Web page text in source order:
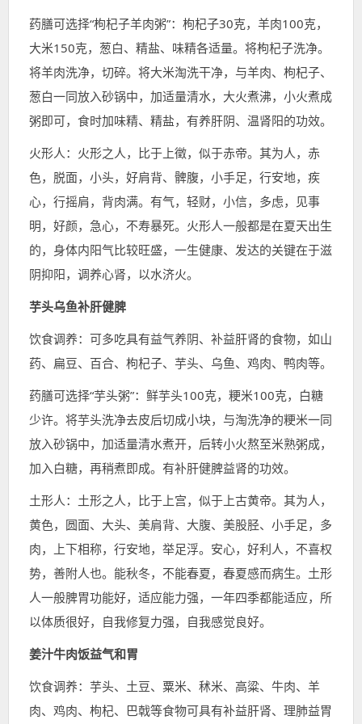
药膳可选择“枸杞子羊肉粥”：枸杞子30克，羊肉100克，
大米150克，葱白、精盐、味精各适量。将枸杞子洗净。
将羊肉洗净，切碎。将大米淘洗干净，与羊肉、枸杞子、
葱白一同放入砂锅中，加适量清水，大火煮沸，小火煮成
粥即可，食时加味精、精盐，有养肝阴、温肾阳的功效。
火形人：火形之人，比于上徵，似于赤帝。其为人，赤
色，脱面，小头，好肩背、髀腹，小手足，行安地，疾
心，行摇肩，背肉满。有气，轻财，小信，多虑，见事
明，好颜，急心，不寿暴死。火形人一般都是在夏天出生
的，身体内阳气比较旺盛，一生健康、发达的关键在于滋
阴抑阳，调养心肾，以水济火。
芋头乌鱼补肝健脾
饮食调养：可多吃具有益气养阴、补益肝肾的食物，如山
药、扁豆、百合、枸杞子、芋头、乌鱼、鸡肉、鸭肉等。
药膳可选择“芋头粥”：鲜芋头100克，粳米100克，白糖
少许。将芋头洗净去皮后切成小块，与淘洗净的粳米一同
放入砂锅中，加适量清水煮开，后转小火熬至米熟粥成，
加入白糖，再稍煮即成。有补肝健脾益肾的功效。
土形人：土形之人，比于上宫，似于上古黄帝。其为人，
黄色，圆面、大头、美肩背、大腹、美股胫、小手足，多
肉，上下相称，行安地，举足浮。安心，好利人，不喜权
势，善附人也。能秋冬，不能春夏，春夏感而病生。土形
人一般脾胃功能好，适应能力强，一年四季都能适应，所
以体质很好，自我修复力强，自我感觉良好。
姜汁牛肉饭益气和胃
饮食调养：芋头、土豆、粟米、秫米、高粱、牛肉、羊
肉、鸡肉、枸杞、巴戟等食物可具有补益肝肾、理肺益胃